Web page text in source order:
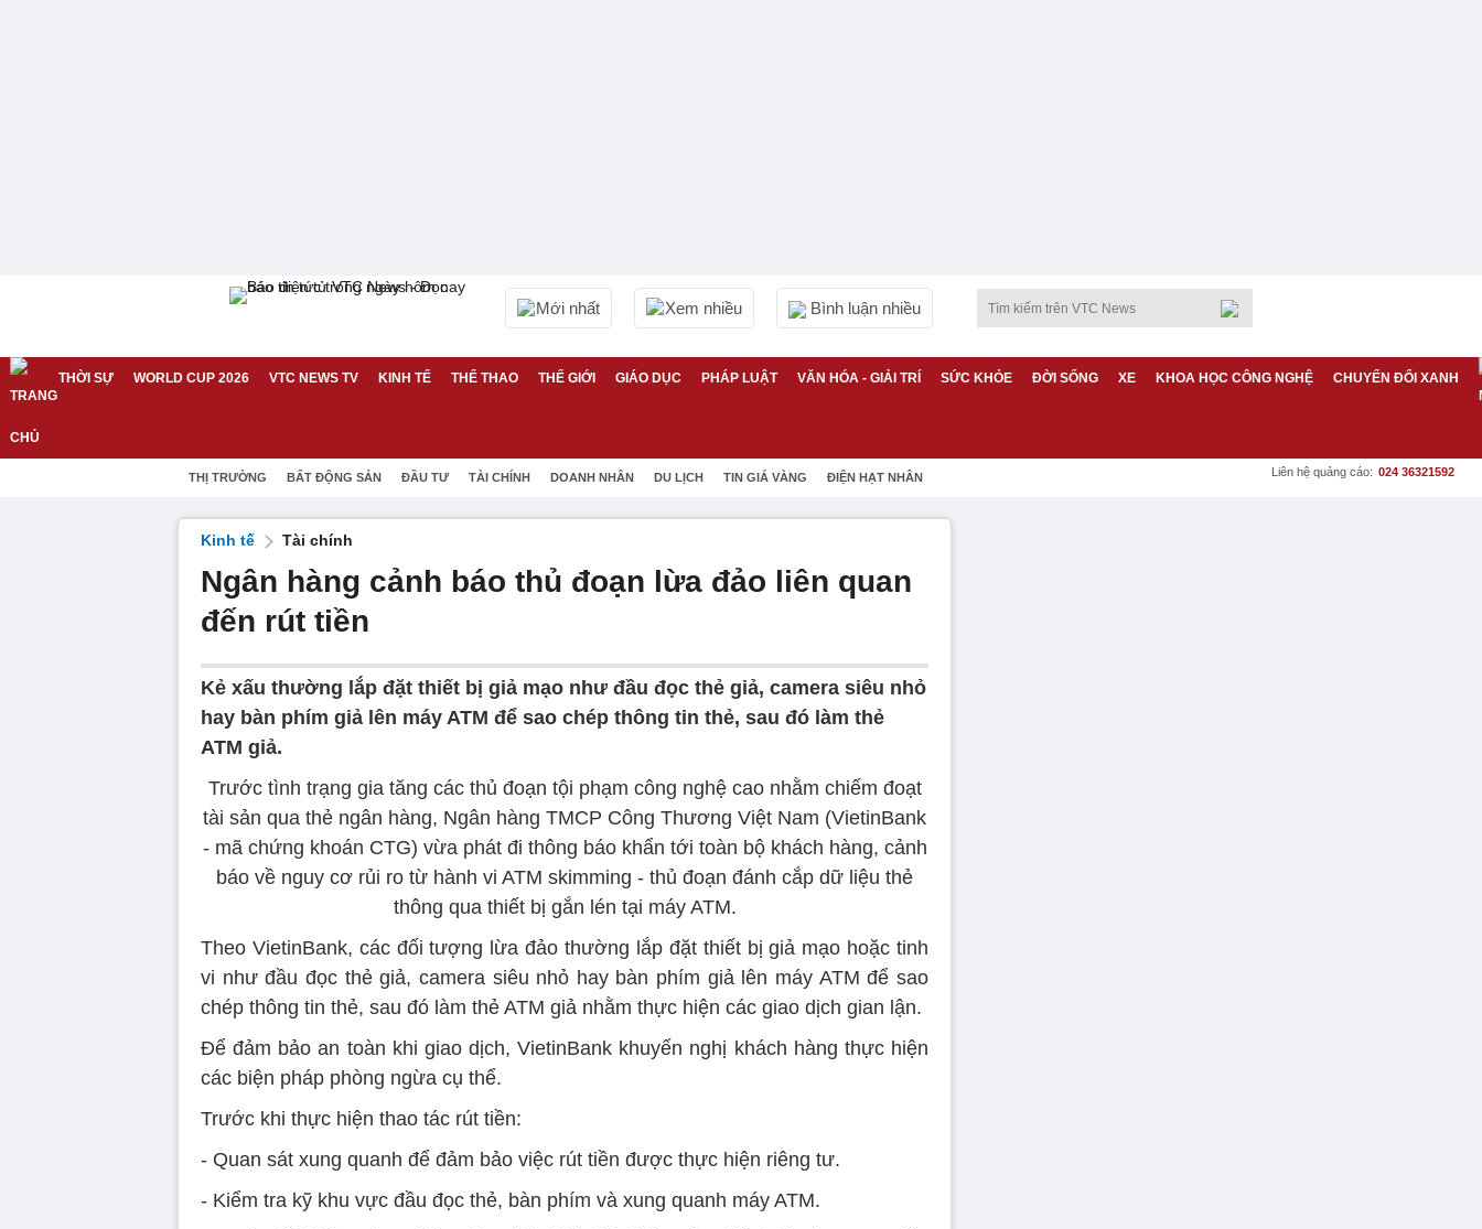
Mới nhất Xem nhiều Bình luận nhiều
THỜI SỰ WORLD CUP 2026 VTC NEWS TV KINH TẾ THỂ THAO THẾ GIỚI GIÁO DỤC PHÁP LUẬT VĂN HÓA - GIẢI TRÍ SỨC KHỎE ĐỜI SỐNG XE KHOA HỌC CÔNG NGHỆ CHUYỂN ĐỔI XANH
THỊ TRƯỜNG BẤT ĐỘNG SẢN ĐẦU TƯ TÀI CHÍNH DOANH NHÂN DU LỊCH TIN GIÁ VÀNG ĐIỆN HẠT NHÂN Liên hệ quảng cáo: 024 36321592
Kinh tế Tài chính
Ngân hàng cảnh báo thủ đoạn lừa đảo liên quan
đến rút tiền
Kẻ xấu thường lắp đặt thiết bị giả mạo như đầu đọc thẻ giả, camera siêu nhỏ
hay bàn phím giả lên máy ATM để sao chép thông tin thẻ, sau đó làm thẻ
ATM giả.
Trước tình trạng gia tăng các thủ đoạn tội phạm công nghệ cao nhằm chiếm đoạt
tài sản qua thẻ ngân hàng, Ngân hàng TMCP Công Thương Việt Nam (VietinBank
- mã chứng khoán CTG) vừa phát đi thông báo khẩn tới toàn bộ khách hàng, cảnh
báo về nguy cơ rủi ro từ hành vi ATM skimming - thủ đoạn đánh cắp dữ liệu thẻ
thông qua thiết bị gắn lén tại máy ATM.
Theo VietinBank, các đối tượng lừa đảo thường lắp đặt thiết bị giả mạo hoặc tinh
vi như đầu đọc thẻ giả, camera siêu nhỏ hay bàn phím giả lên máy ATM để sao
chép thông tin thẻ, sau đó làm thẻ ATM giả nhằm thực hiện các giao dịch gian lận.
Để đảm bảo an toàn khi giao dịch, VietinBank khuyến nghị khách hàng thực hiện
các biện pháp phòng ngừa cụ thể.
Trước khi thực hiện thao tác rút tiền:
- Quan sát xung quanh để đảm bảo việc rút tiền được thực hiện riêng tư.
- Kiểm tra kỹ khu vực đầu đọc thẻ, bàn phím và xung quanh máy ATM.